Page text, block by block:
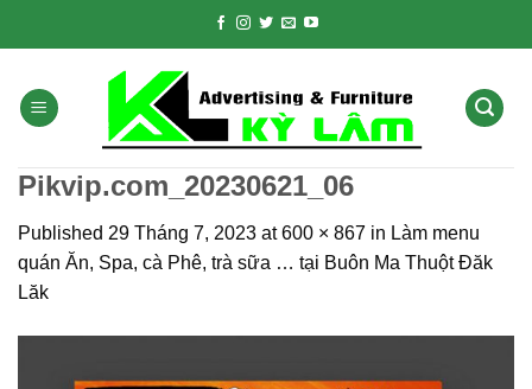
Pikvip.com_20230621_06
Published 29 Tháng 7, 2023 at600 × 867 in Làm menu
quán Ăn, Spa, cà Phê, trà sữa … tại Buôn Ma Thuột Đăk
Lăk